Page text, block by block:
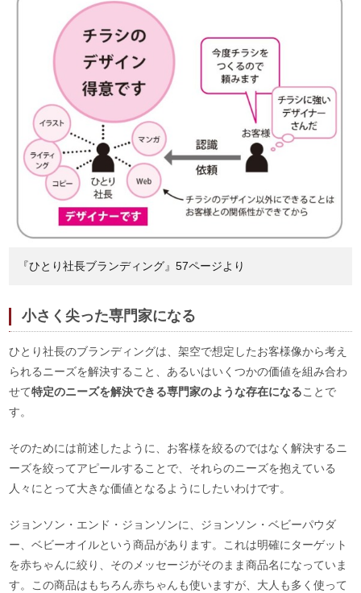
『ひとり社長ブランディング』57ページより
小さく尖った専門家になる
ひとり社長のブランディングは、架空で想定したお客様像から考え
られるニーズを解決すること、あるいはいくつかの価値を組み合わ
せて特定のニーズを解決できる専門家のような存在になることで
す。
そのためには前述したように、お客様を絞るのではなく解決するニ
ーズを絞ってアピールすることで、それらのニーズを抱えている
人々にとって大きな価値となるようにしたいわけです。
ジョンソン・エンド・ジョンソンに、ジョンソン・ベビーパウダ
ー、ベビーオイルという商品があります。これは明確にターゲット
を赤ちゃんに絞り、そのメッセージがそのまま商品名になっていま
す。この商品はもちろん赤ちゃんも使いますが、大人も多く使って